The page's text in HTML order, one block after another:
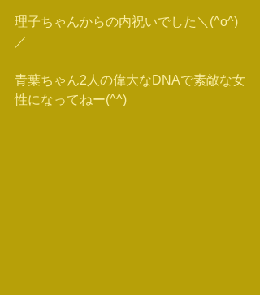
理子ちゃんからの内祝いでした＼(^o^)
／
青葉ちゃん2人の偉大なDNAで素敵な女
性になってねー(^^)